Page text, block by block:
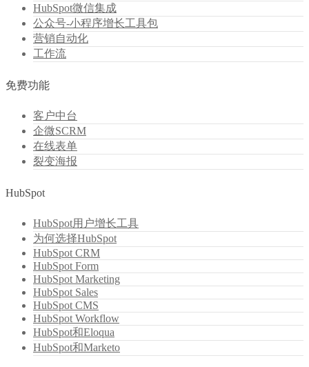
HubSpot微信集成
公众号-小程序增长工具包
营销自动化
工作流
免费功能
客户中台
企微SCRM
在线表单
裂变海报
HubSpot
HubSpot用户增长工具
为何选择HubSpot
HubSpot CRM
HubSpot Form
HubSpot Marketing
HubSpot Sales
HubSpot CMS
HubSpot Workflow
HubSpot和Eloqua
HubSpot和Marketo